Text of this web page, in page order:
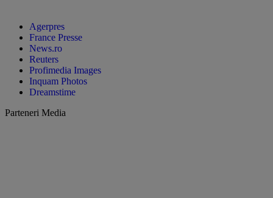
Agerpres
France Presse
News.ro
Reuters
Profimedia Images
Inquam Photos
Dreamstime
Parteneri Media